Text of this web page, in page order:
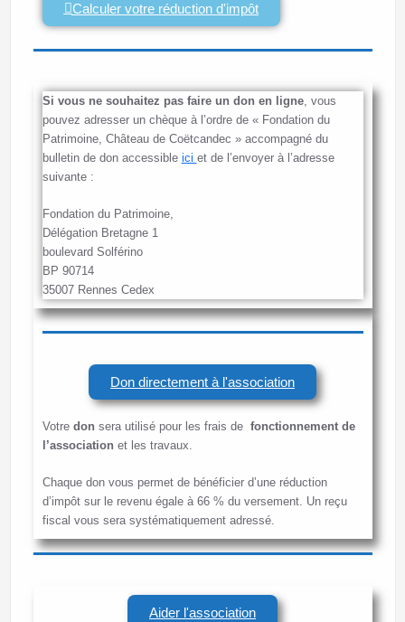
Calculer votre réduction d'impôt
Si vous ne souhaitez pas faire un don en ligne, vous
pouvez adresser un chèque à l’ordre de « Fondation du
Patrimoine, Château de Coëtcandec » accompagné du
bulletin de don accessible ici et de l’envoyer à l’adresse
suivante :
Fondation du Patrimoine,
Délégation Bretagne 1
boulevard Solférino
BP 90714
35007 Rennes Cedex
Don directement à l'association
Votredon sera utilisé pour les frais de fonctionnement de
l’association et les travaux.
Chaque don vous permet de bénéficier d’une réduction
d’impôt sur le revenu égale à 66 % du versement. Un reçu
fiscal vous sera systématiquement adressé.
Aider l'association